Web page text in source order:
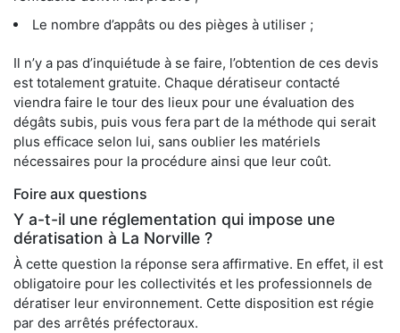
Le nombre d’appâts ou des pièges à utiliser ;
Il n’y a pas d’inquiétude à se faire, l’obtention de ces devis
est totalement gratuite. Chaque dératiseur contacté
viendra faire le tour des lieux pour une évaluation des
dégâts subis, puis vous fera part de la méthode qui serait
plus efficace selon lui, sans oublier les matériels
nécessaires pour la procédure ainsi que leur coût.
Foire aux questions
Y a-t-il une réglementation qui impose une
dératisation à La Norville ?
À cette question la réponse sera affirmative. En effet, il est
obligatoire pour les collectivités et les professionnels de
dératiser leur environnement. Cette disposition est régie
par des arrêtés préfectoraux.